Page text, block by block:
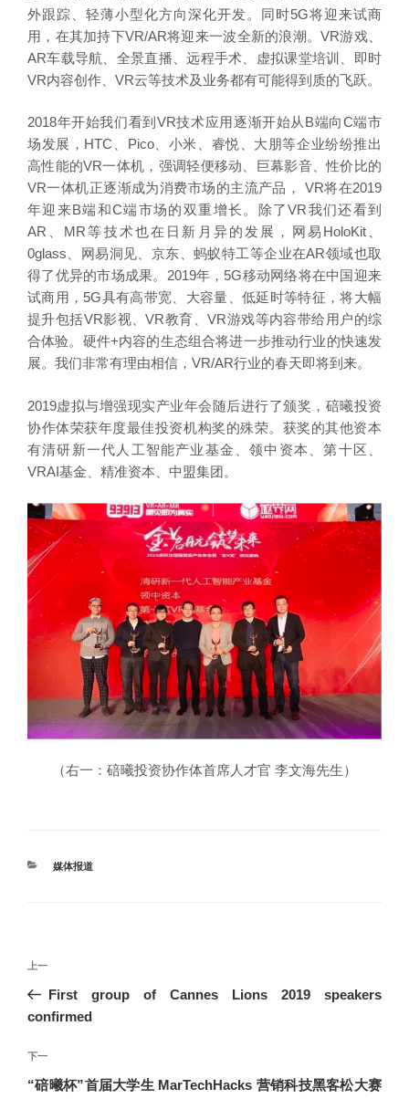
外跟踪、轻薄小型化方向深化开发。同时5G将迎来试商
用，在其加持下VR/AR将迎来一波全新的浪潮。VR游戏、
AR车载导航、全景直播、远程手术、虚拟课堂培训、即时
VR内容创作、VR云等技术及业务都有可能得到质的飞跃。
2018年开始我们看到VR技术应用逐渐开始从B端向C端市
场发展，HTC、Pico、小米、睿悦、大朋等企业纷纷推出
高性能的VR一体机，强调轻便移动、巨幕影音、性价比的
VR一体机正逐渐成为消费市场的主流产品， VR将在2019
年迎来B端和C端市场的双重增长。除了VR我们还看到
AR、MR等技术也在日新月异的发展，网易HoloKit、
0glass、网易洞见、京东、蚂蚁特工等企业在AR领域也取
得了优异的市场成果。2019年，5G移动网络将在中国迎来
试商用，5G具有高带宽、大容量、低延时等特征，将大幅
提升包括VR影视、VR教育、VR游戏等内容带给用户的综
合体验。硬件+内容的生态组合将进一步推动行业的快速发
展。我们非常有理由相信，VR/AR行业的春天即将到来。
2019虚拟与增强现实产业年会随后进行了颁奖，碚曦投资
协作体荣获年度最佳投资机构奖的殊荣。获奖的其他资本
有清研新一代人工智能产业基金、领中资本、第十区、
VRAI基金、精准资本、中盟集团。
（右一：碚曦投资协作体首席人才官 李文海先生）
分
媒体报道
文
导
上
一
篇
章
上一
First group of Cannes Lions 2019 speakers
confirmed
下
一
下一
“碚曦杯”首届大学生 MarTechHacks 营销科技黑客松大赛